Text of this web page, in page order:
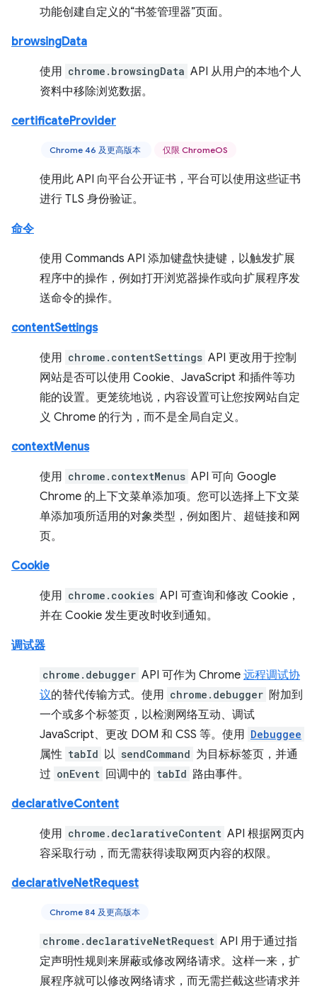
功能创建自定义的“书签管理器”页面。
browsingData
使用 chrome.browsingData API 从用户的本地个人
资料中移除浏览数据。
certificateProvider
Chrome 46 及更高版本 仅限 ChromeOS
使用此 API 向平台公开证书，平台可以使用这些证书
进行 TLS 身份验证。
命令
使用 Commands API 添加键盘快捷键，以触发扩展
程序中的操作，例如打开浏览器操作或向扩展程序发
送命令的操作。
contentSettings
使用 chrome.contentSettings API 更改用于控制
网站是否可以使用 Cookie、JavaScript 和插件等功
能的设置。更笼统地说，内容设置可让您按网站自定
义 Chrome 的行为，而不是全局自定义。
contextMenus
使用 chrome.contextMenus API 可向 Google
Chrome 的上下文菜单添加项。您可以选择上下文菜
单添加项所适用的对象类型，例如图片、超链接和网
页。
Cookie
使用 chrome.cookies API 可查询和修改 Cookie，
并在 Cookie 发生更改时收到通知。
调试器
chrome.debugger API 可作为 Chrome 远程调试协
议的替代传输方式。使用 chrome.debugger 附加到
一个或多个标签页，以检测网络互动、调试
JavaScript、更改 DOM 和 CSS 等。使用 Debuggee
属性 tabId 以 sendCommand 为目标标签页，并通
过 onEvent 回调中的 tabId 路由事件。
declarativeContent
使用 chrome.declarativeContent API 根据网页内
容采取行动，而无需获得读取网页内容的权限。
declarativeNetRequest
Chrome 84 及更高版本
chrome.declarativeNetRequest API 用于通过指
定声明性规则来屏蔽或修改网络请求。这样一来，扩
展程序就可以修改网络请求，而无需拦截这些请求并